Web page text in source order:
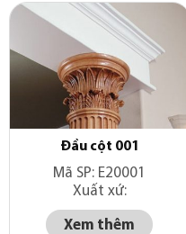
Đầu cột 001
Mã SP: E20001
Xuất xứ:
Xem thêm